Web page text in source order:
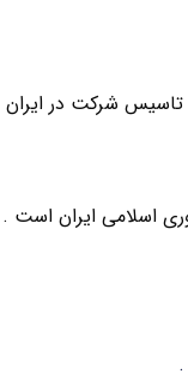
شرکت در ایران
اسلامی ایران است .